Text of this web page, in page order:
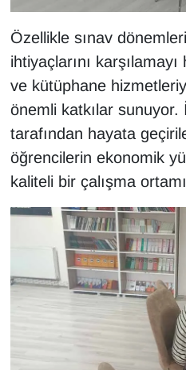
Özellikle sınav
ihtiyaçlarını
ve kütüphane
önemli katkılar sunuyor.
tarafından hayata
öğrencilerin ekonomik
kaliteli bir çalışma
Seri İlan
Sinema - TV
SİYASET
SPOR
TEBRİK
TEKNOLOJİ
Turizm
VAN'DA SPOR